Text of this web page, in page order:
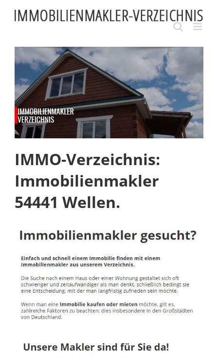
content
IMMO-Verzeichnis:
Immobilienmakler
54441 Wellen.